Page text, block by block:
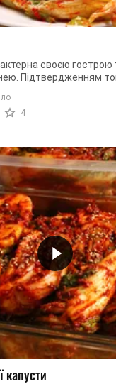
своєю
Підтвердженням
являє собою ...
4
капусти